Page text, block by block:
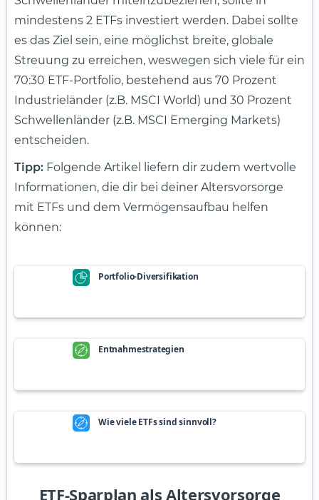
mindestens 2 ETFs investiert werden. Dabei sollte
es das Ziel sein, eine möglichst breite, globale
Streuung zu erreichen, weswegen sich viele für ein
70:30 ETF-Portfolio, bestehend aus 70 Prozent
Industrieländer (z.B. MSCI World) und 30 Prozent
Schwellenländer (z.B. MSCI Emerging Markets)
entscheiden.
Tipp: Folgende Artikel liefern dir zudem wertvolle
Informationen, die dir bei deiner Altersvorsorge
mit ETFs und dem Vermögensaufbau helfen
können:
Portfolio-Diversifikation
Entnahmestrategien
Wie viele ETFs sind sinnvoll?
ETF-Sparplan als Altersvorsorge